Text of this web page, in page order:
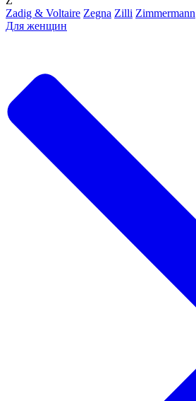
Zadig & Voltaire Zegna Zilli Zimmermann
Для женщин